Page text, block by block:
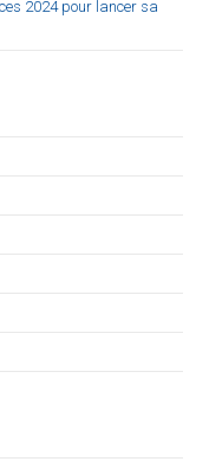
2024 pour lancer sa